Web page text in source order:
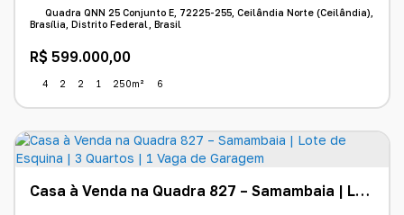
R$ 599.000,00
Quadra QNN 25 Conjunto E, 72225-255, Ceilândia Norte (Ceilândia),
Brasília, Distrito Federal, Brasil
4 2 2 1 250m² 6
Casa à Venda na Quadra 827 – Samambaia | Lote de Esquina | 3 Quartos | 1 Vaga de Garagem